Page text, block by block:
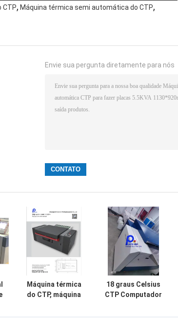
CTP, Máquina térmica semi automática do CTP,
Envie sua pergunta diretamente para nós
Máquina térmica
do CTP, máquina
18 graus Celsius
CTP Computador